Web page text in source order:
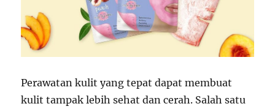
Perawatan kulit yang tepat dapat membuat
kulit tampak lebih sehat dan cerah. Salah satu